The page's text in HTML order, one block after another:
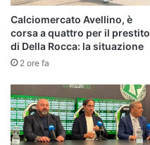
Calciomercato Avellino, è
corsa a quattro per il prestito
di Della Rocca: la situazione
2 ore fa